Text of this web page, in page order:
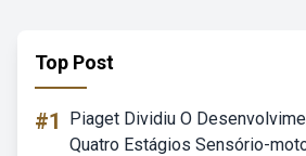
Top Post
#1
Piaget Dividiu O
Quatro Estágios Sensório-